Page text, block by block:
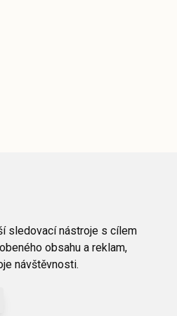
sledovací nástroje s cílem
obsahu a reklam,
návštěvnosti.